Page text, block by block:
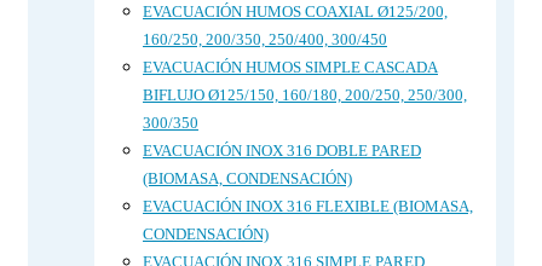
EVACUACIÓN HUMOS COAXIAL Ø125/200,
160/250, 200/350, 250/400, 300/450
EVACUACIÓN HUMOS SIMPLE CASCADA
BIFLUJO Ø125/150, 160/180, 200/250, 250/300,
300/350
EVACUACIÓN INOX 316 DOBLE PARED
(BIOMASA, CONDENSACIÓN)
EVACUACIÓN INOX 316 FLEXIBLE (BIOMASA,
CONDENSACIÓN)
EVACUACIÓN INOX 316 SIMPLE PARED